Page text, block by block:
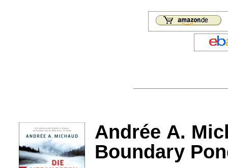
Andrée A.
Boundary